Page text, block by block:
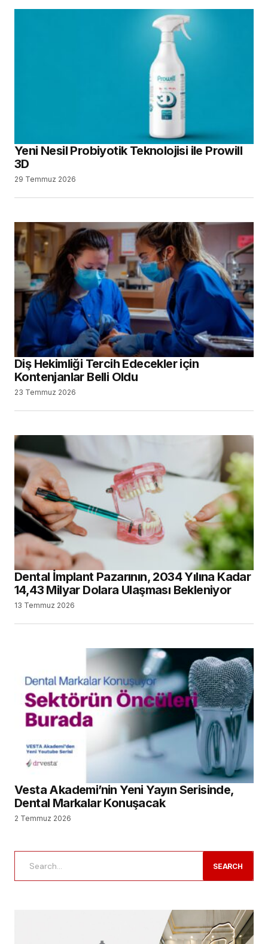
Yeni Nesil Probiyotik Teknolojisi ile Prowill
3D
29 Temmuz 2026
Diş Hekimliği Tercih Edecekler için
Kontenjanlar Belli Oldu
23 Temmuz 2026
Dental İmplant Pazarının, 2034 Yılına Kadar
14,43 Milyar Dolara Ulaşması Bekleniyor
13 Temmuz 2026
Vesta Akademi’nin Yeni Yayın Serisinde,
Dental Markalar Konuşacak
2 Temmuz 2026
SEARCH